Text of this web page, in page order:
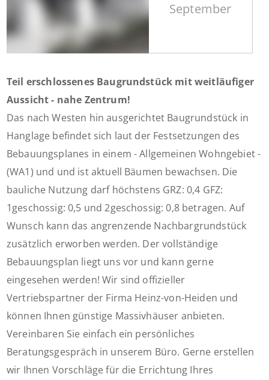
September
Teil erschlossenes Baugrundstück mit weitläufiger
Aussicht - nahe Zentrum!
Das nach Westen hin ausgerichtet Baugrundstück in
Hanglage befindet sich laut der Festsetzungen des
Bebauungsplanes in einem - Allgemeinen Wohngebiet -
(WA1) und und ist aktuell Bäumen bewachsen. Die
bauliche Nutzung darf höchstens GRZ: 0,4 GFZ:
1geschossig: 0,5 und 2geschossig: 0,8 betragen. Auf
Wunsch kann das angrenzende Nachbargrundstück
zusätzlich erworben werden. Der vollständige
Bebauungsplan liegt uns vor und kann gerne
eingesehen werden! Wir sind offizieller
Vertriebspartner der Firma Heinz-von-Heiden und
können Ihnen günstige Massivhäuser anbieten.
Vereinbaren Sie einfach ein persönliches
Beratungsgespräch in unserem Büro. Gerne erstellen
wir Ihnen Vorschläge für die Errichtung Ihres